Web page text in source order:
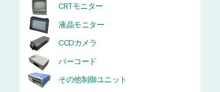
CRTモニター
液晶モニター
CCDカメラ
バーコード
その他制御ユニット